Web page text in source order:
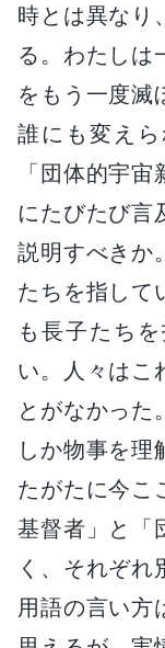
時とは異なり
る。わたしは
をもう一度滅
誰にも変え
「団体的宇
にたびたび言
説明すべきか
たちを指して
も長子たち
い。人々はこ
とがなかった
しか物事を理
たがたに今こ
基督者」と「
く、それぞれ
用語の言い方